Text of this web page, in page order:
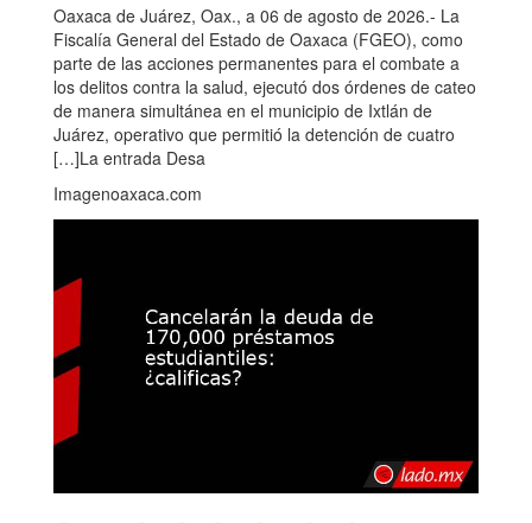
Oaxaca de Juárez, Oax., a 06 de agosto de 2026.- La
Fiscalía General del Estado de Oaxaca (FGEO), como
parte de las acciones permanentes para el combate a
los delitos contra la salud, ejecutó dos órdenes de cateo
de manera simultánea en el municipio de Ixtlán de
Juárez, operativo que permitió la detención de cuatro
[…]La entrada Desa
Imagenoaxaca.com